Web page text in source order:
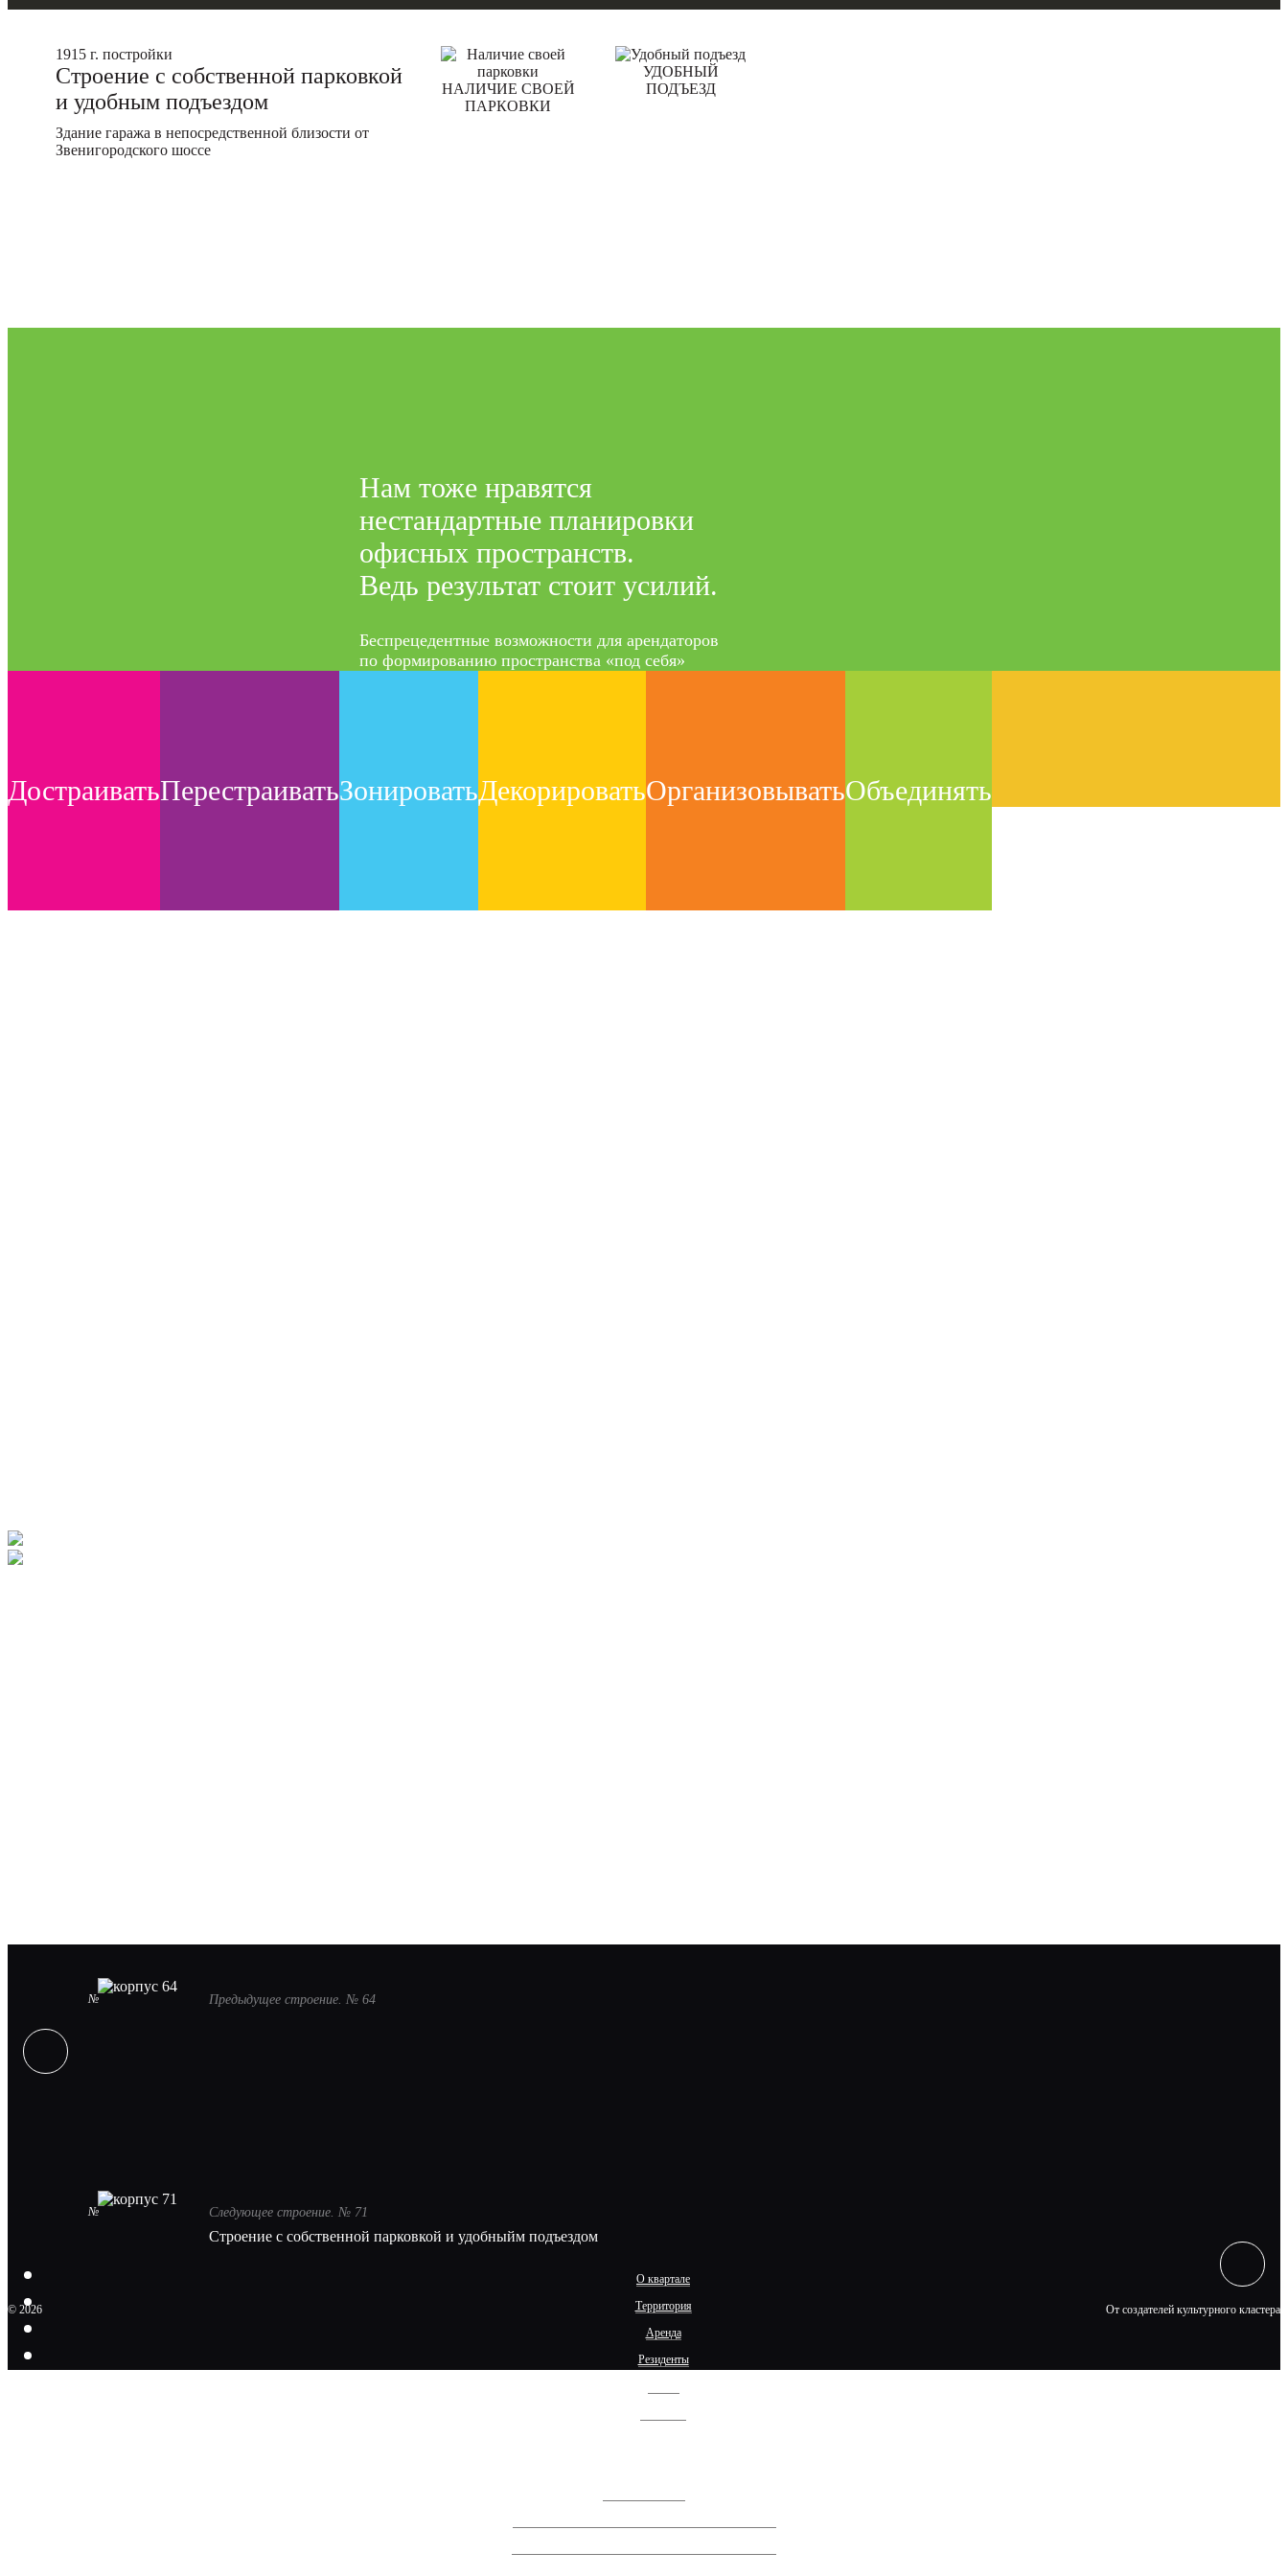
1915 г. постройки
Строение с собственной парковкой
и удобным подъездом
Здание гаража в непосредственной близости от
Звенигородского шоссе
НАЛИЧИЕ СВОЕЙ
ПАРКОВКИ
УДОБНЫЙ
ПОДЪЕЗД
Нам тоже нравятся
нестандартные планировки
офисных пространств.
Ведь результат стоит усилий.
Беспрецедентные возможности для арендаторов
по формированию пространства «под себя»
ДостраиватьПерестраиватьЗонироватьДекорироватьОрганизовыватьОбъединять
№ Предыдущее строение. № 64
№ Следующее строение. № 71
Строение с собственной парковкой и удобныйм подъездом
© 2026
О квартале
Территория
Аренда
Резиденты
От создателей культурного кластера